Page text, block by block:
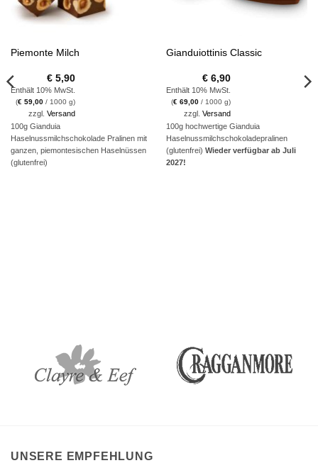
Piemonte Milch
€5,90
Enthält 10% MwSt.
(€ 59,00/ 1000 g)
zzgl. Versand
100g Gianduia
Haselnussmilchschokolade Pralinen mit
ganzen, piemontesischen Haselnüssen
(glutenfrei)
Gianduiottinis Classic
€6,90
Enthält 10% MwSt.
(€ 69,00/ 1000 g)
zzgl. Versand
100g hochwertige Gianduia
Haselnussmilchschokoladepralinen
(glutenfrei) Wieder verfügbar ab Juli
2027!
UNSERE EMPFEHLUNG